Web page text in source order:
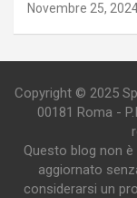
Novembre 25,
Copyright © 2025
00181 Roma -
Questo blog non
aggiornato
considerarsi un